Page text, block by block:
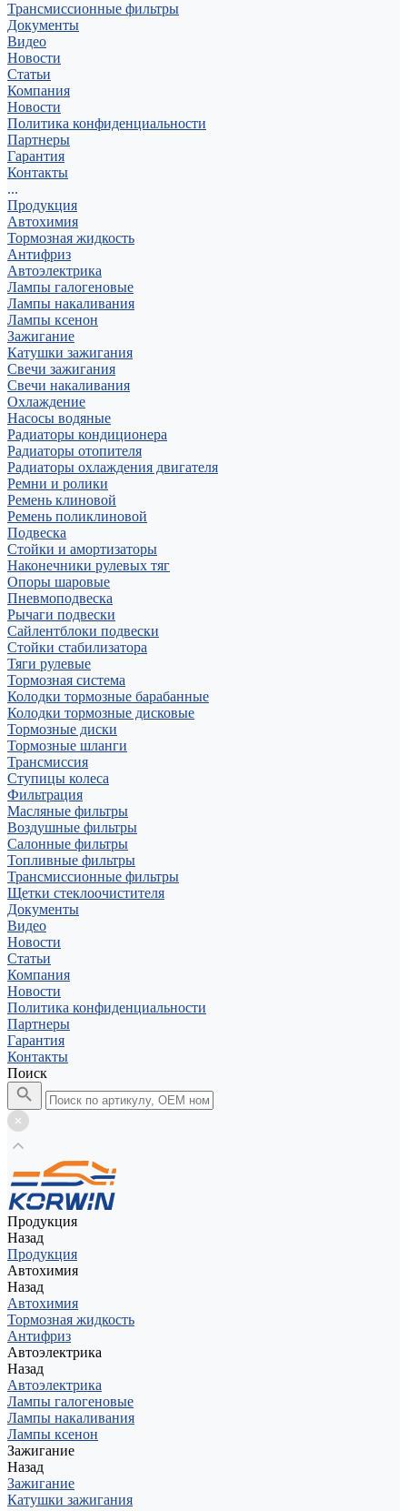
Трансмиссионные фильтры
Документы
Видео
Новости
Статьи
Компания
Новости
Политика конфиденциальности
Партнеры
Гарантия
Контакты
...
Продукция
Автохимия
Тормозная жидкость
Антифриз
Автоэлектрика
Лампы галогеновые
Лампы накаливания
Лампы ксенон
Зажигание
Катушки зажигания
Свечи зажигания
Свечи накаливания
Охлаждение
Насосы водяные
Радиаторы кондиционера
Радиаторы отопителя
Радиаторы охлаждения двигателя
Ремни и ролики
Ремень клиновой
Ремень поликлиновой
Подвеска
Стойки и амортизаторы
Наконечники рулевых тяг
Опоры шаровые
Пневмоподвеска
Рычаги подвески
Сайлентблоки подвески
Стойки стабилизатора
Тяги рулевые
Тормозная система
Колодки тормозные барабанные
Колодки тормозные дисковые
Тормозные диски
Тормозные шланги
Трансмиссия
Ступицы колеса
Фильтрация
Масляные фильтры
Воздушные фильтры
Салонные фильтры
Топливные фильтры
Трансмиссионные фильтры
Щетки стеклоочистителя
Документы
Видео
Новости
Статьи
Компания
Новости
Политика конфиденциальности
Партнеры
Гарантия
Контакты
Поиск
Продукция
Назад
Продукция
Автохимия
Назад
Автохимия
Тормозная жидкость
Антифриз
Автоэлектрика
Назад
Автоэлектрика
Лампы галогеновые
Лампы накаливания
Лампы ксенон
Зажигание
Назад
Зажигание
Катушки зажигания